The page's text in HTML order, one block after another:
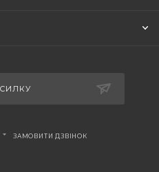
ЗАМОВИТИ ДЗВІНОК